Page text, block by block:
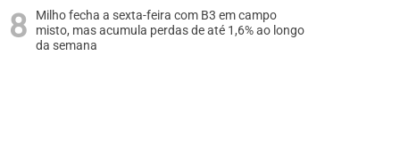
Milho fecha a sexta-feira com B3 em campo
misto, mas acumula perdas de até 1,6% ao longo
da semana